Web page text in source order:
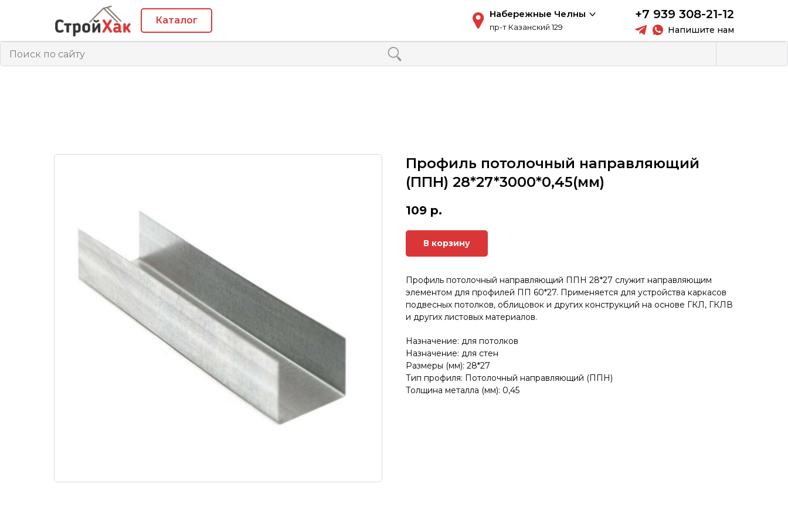
Каталог
пр-т Казанский 129
Набережные Челны +7 939 308-21-12
Напишите нам
Профиль потолочный направляющий
(ППН) 28*27*3000*0,45(мм)
109 р.
В корзину
Профиль потолочный направляющий ППН 28*27 служит направляющим
элементом для профилей ПП 60*27. Применяется для устройства каркасов
подвесных потолков, облицовок и других конструкций на основе ГКЛ, ГКЛВ
и других листовых материалов.
Назначение: для потолков
Назначение: для стен
Размеры (мм): 28*27
Тип профиля: Потолочный направляющий (ППН)
Толщина металла (мм): 0,45